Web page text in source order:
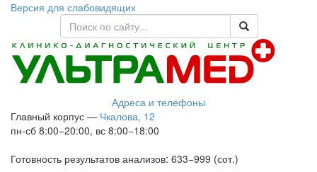
Версия для слабовидящих
Адреса и телефоны
Главный корпус — Чкалова, 12
пн-сб 8:00−20:00, вс 8:00−18:00
Готовность результатов анализов: 633−999 (сот.)